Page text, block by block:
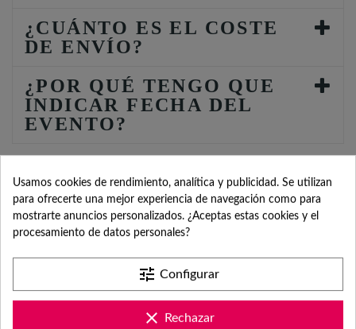
¿CUÁNTO ES EL COSTE
DE ENVÍO?
¿POR QUÉ TENGO QUE
INDICAR FECHA DEL
EVENTO?
SERVICIO DE
ATENCIÓN AL
Usamos cookies de rendimiento, analítica y publicidad. Se utilizan
para ofrecerte una mejor experiencia de navegación como para
mostrarte anuncios personalizados. ¿Aceptas estas cookies y el
procesamiento de datos personales?
tune Configurar
clear Rechazar